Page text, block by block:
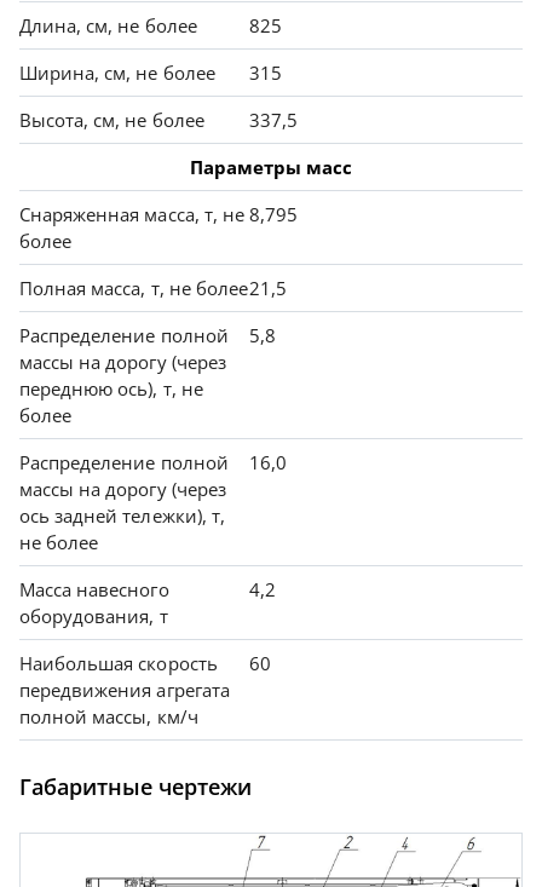
Длина, см, не более
825
Ширина, см, не более
315
Высота, см, не более
337,5
Параметры масс
Снаряженная масса, т, не
более
8,795
Полная масса, т, не более21,5
Распределение полной
массы на дорогу (через
переднюю ось), т, не
более
5,8
Распределение полной
массы на дорогу (через
ось задней тележки), т,
не более
16,0
Масса навесного
оборудования, т
4,2
Наибольшая скорость
передвижения агрегата
полной массы, км/ч
60
Габаритные чертежи